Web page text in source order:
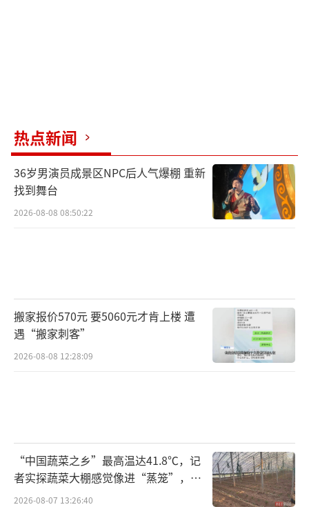
热点新闻
36岁男演员成景区NPC后人气爆棚 重新
找到舞台
2026-08-08 08:50:22
搬家报价570元 要5060元才肯上楼 遭
遇“搬家刺客”
2026-08-08 12:28:09
“中国蔬菜之乡”最高温达41.8℃，记
者实探蔬菜大棚感觉像进“蒸笼”，有
村民称只能凌晨两点起来干活
2026-08-07 13:26:40